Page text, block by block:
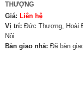
THƯỢNG
Giá: Liên hệ
Vị trí: Đức Thượng, Hoài
Nội
Bàn giao nhà: Đã bàn